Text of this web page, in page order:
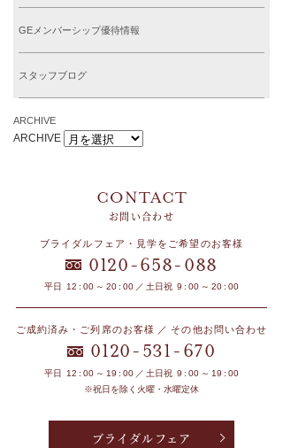
GEメンバーシップ優待情報
スタッフブログ
ARCHIVE
ARCHIVE
お問い合わせ
ブライダルフェア・見学をご希望のお客様
0120 -658- 088
平日 12 : 00 ～ 20 : 00 ／ 土日祝 9 : 00 ～ 20 : 00
ご成約済み・ご列席のお客様 ／ その他お問い合わせ
0120 - 531 - 670
平日 12 : 00 ～ 19 : 00 ／ 土日祝 9 : 00 ～ 19 : 00
※祝日を除く火曜・水曜定休
ブライダルフェア